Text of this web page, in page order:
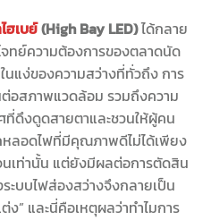
ฮเบย์(High Bay LED)ได้กลาย
ทย์ความต้องการของตลาดนัด
นแง่ของความสว่างที่ทั่วถึง การ
อสภาพแวดล้อม รวมถึงความ
ที่ดึงดูดสายตาและชวนให้ผู้คน
ลอดไฟที่มีคุณภาพดีไม่ได้เพียง
นเท่านั้น แต่ยังมีผลต่อการตัดสิน
ะบบไฟส่องสว่างจึงกลายเป็น
ง” และนี่คือเหตุผลว่าทำไมการ